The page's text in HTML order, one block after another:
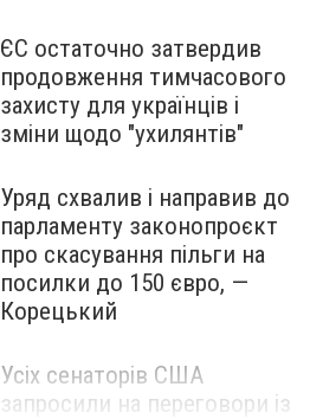
ЄС остаточно затвердив
продовження тимчасового
захисту для українців і
зміни щодо "ухилянтів"
Уряд схвалив і направив до
парламенту законопроєкт
про скасування пільги на
посилки до 150 євро, —
Корецький
Усіх сенаторів США
запросили на переговори із